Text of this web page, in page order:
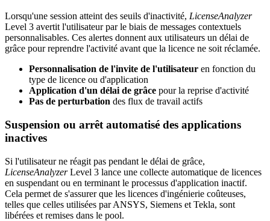
Lorsqu'une session atteint des seuils d'inactivité, LicenseAnalyzer
Level 3 avertit l'utilisateur par le biais de messages contextuels
personnalisables. Ces alertes donnent aux utilisateurs un délai de
grâce pour reprendre l'activité avant que la licence ne soit réclamée.
Personnalisation de l'invite de l'utilisateur en fonction du
type de licence ou d'application
Application d'un délai de grâce pour la reprise d'activité
Pas de perturbation des flux de travail actifs
Suspension ou arrêt automatisé des applications
inactives
Si l'utilisateur ne réagit pas pendant le délai de grâce,
LicenseAnalyzerLevel 3 lance une collecte automatique de licences
en suspendant ou en terminant le processus d'application inactif.
Cela permet de s'assurer que les licences d'ingénierie coûteuses,
telles que celles utilisées par ANSYS, Siemens et Tekla, sont
libérées et remises dans le pool.